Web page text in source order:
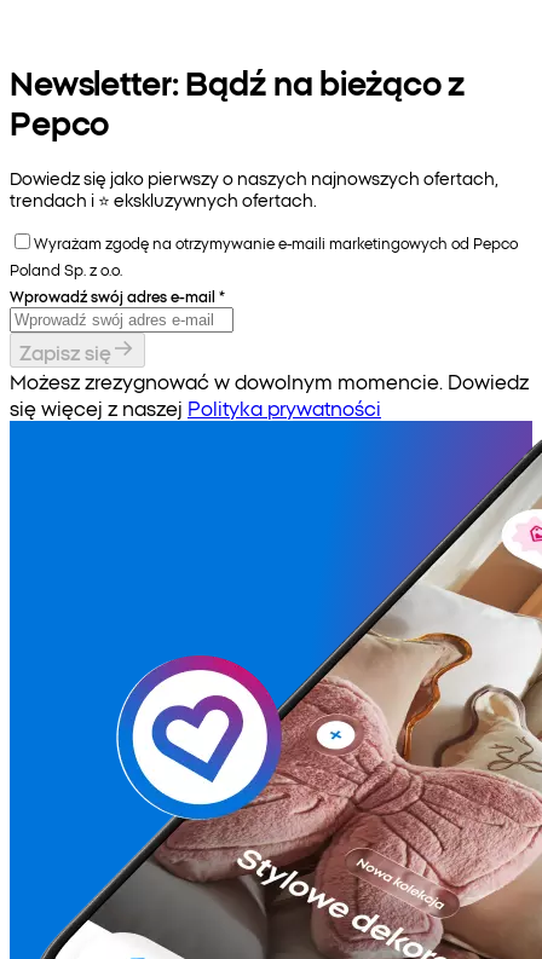
Newsletter: Bądź na bieżąco z
Pepco
Dowiedz się jako pierwszy o naszych najnowszych ofertach,
trendach i ⭐️ ekskluzywnych ofertach.
Wyrażam zgodę na otrzymywanie e-maili marketingowych od Pepco
Poland Sp. z o.o.
Wprowadź swój adres e-mail *
Zapisz się
Możesz zrezygnować w dowolnym momencie. Dowiedz
się więcej z naszej Polityka prywatności